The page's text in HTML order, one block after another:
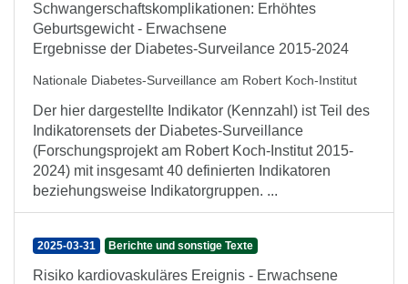
Schwangerschaftskomplikationen: Erhöhtes
Geburtsgewicht - Erwachsene
Ergebnisse der Diabetes-Surveilance 2015-2024
Nationale Diabetes-Surveillance am Robert Koch-Institut
Der hier dargestellte Indikator (Kennzahl) ist Teil des
Indikatorensets der Diabetes-Surveillance
(Forschungsprojekt am Robert Koch-Institut 2015-
2024) mit insgesamt 40 definierten Indikatoren
beziehungsweise Indikatorgruppen. ...
2025-03-31 Berichte und sonstige Texte
Risiko kardiovaskuläres Ereignis - Erwachsene